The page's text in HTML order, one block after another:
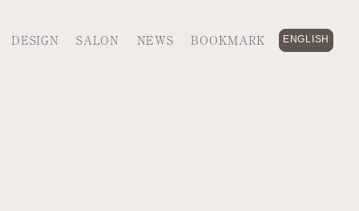
DESIGN SALON NEWS BOOKMARK ENGLISH